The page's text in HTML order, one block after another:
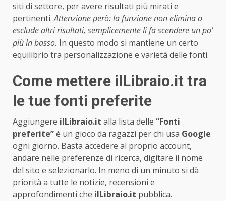
siti di settore, per avere risultati più mirati e
pertinenti.Attenzione però: la funzione non elimina o
esclude altri risultati, semplicemente li fa scendere un po’
più in basso. In questo modo si mantiene un certo
equilibrio tra personalizzazione e varietà delle fonti.
Come mettere ilLibraio.it tra
le tue fonti preferite
Aggiungere ilLibraio.it alla lista delle “Fonti
preferite”è un gioco da ragazzi per chi usa Google
ogni giorno. Basta accedere al proprio account,
andare nelle preferenze di ricerca, digitare il nome
del sito e selezionarlo. In meno di un minuto si dà
priorità a tutte le notizie, recensioni e
approfondimenti che ilLibraio.it pubblica.